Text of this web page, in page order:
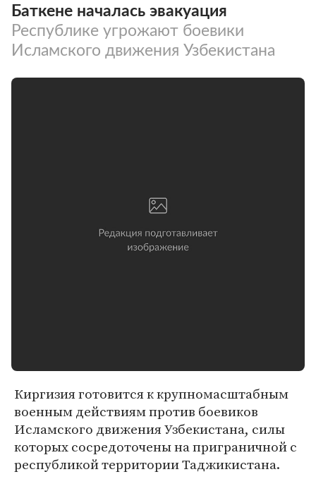
Баткене началась эвакуация
Республике угрожают боевики
Исламского движения Узбекистана
Киргизия готовится к крупномасштабным
военным действиям против боевиков
Исламского движения Узбекистана, силы
которых сосредоточены на приграничной с
республикой территории Таджикистана.